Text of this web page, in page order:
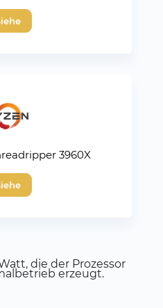
3960X
die der Prozessor
erzeugt.